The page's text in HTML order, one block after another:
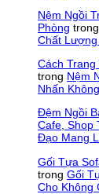
Nệm Ngồi
Phòng trong
Chất
Cách
trong Nệm
Nhấn
Đệm Ngồi
Cafe, Shop
Đạo Mang
Gối Tựa
trong Gối
Cho Không